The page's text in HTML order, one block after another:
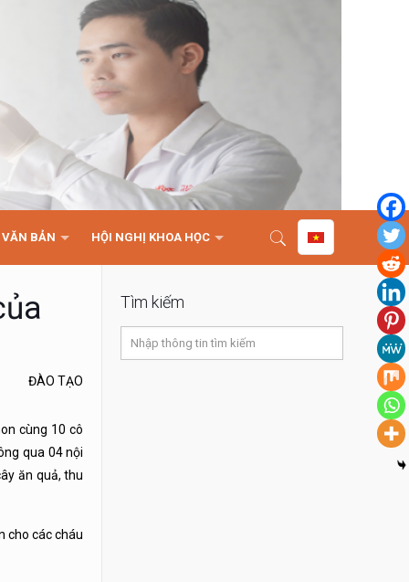
VĂN BẢN HỘI NGHỊ KHOA HỌC
ĐÀO TẠO
cùng 10 cô
qua 04 nội
ăn quả, thu
cho các cháu
Tìm kiếm